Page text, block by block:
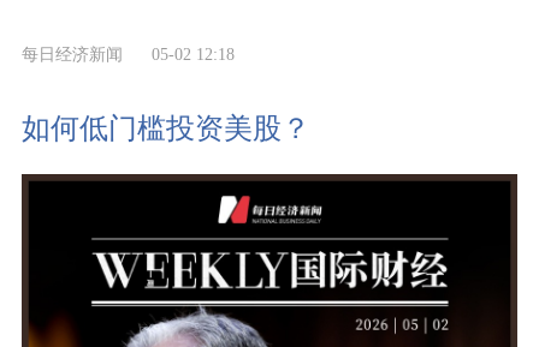
每日经济新闻 05-02 12:18
如何低门槛投资美股？